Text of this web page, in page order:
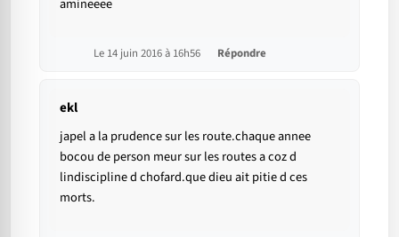
amineeee
Le 14 juin 2016 à 16h56 Répondre
ekl
japel a la prudence sur les route.chaque annee
bocou de person meur sur les routes a coz d
lindiscipline d chofard.que dieu ait pitie d ces
morts.